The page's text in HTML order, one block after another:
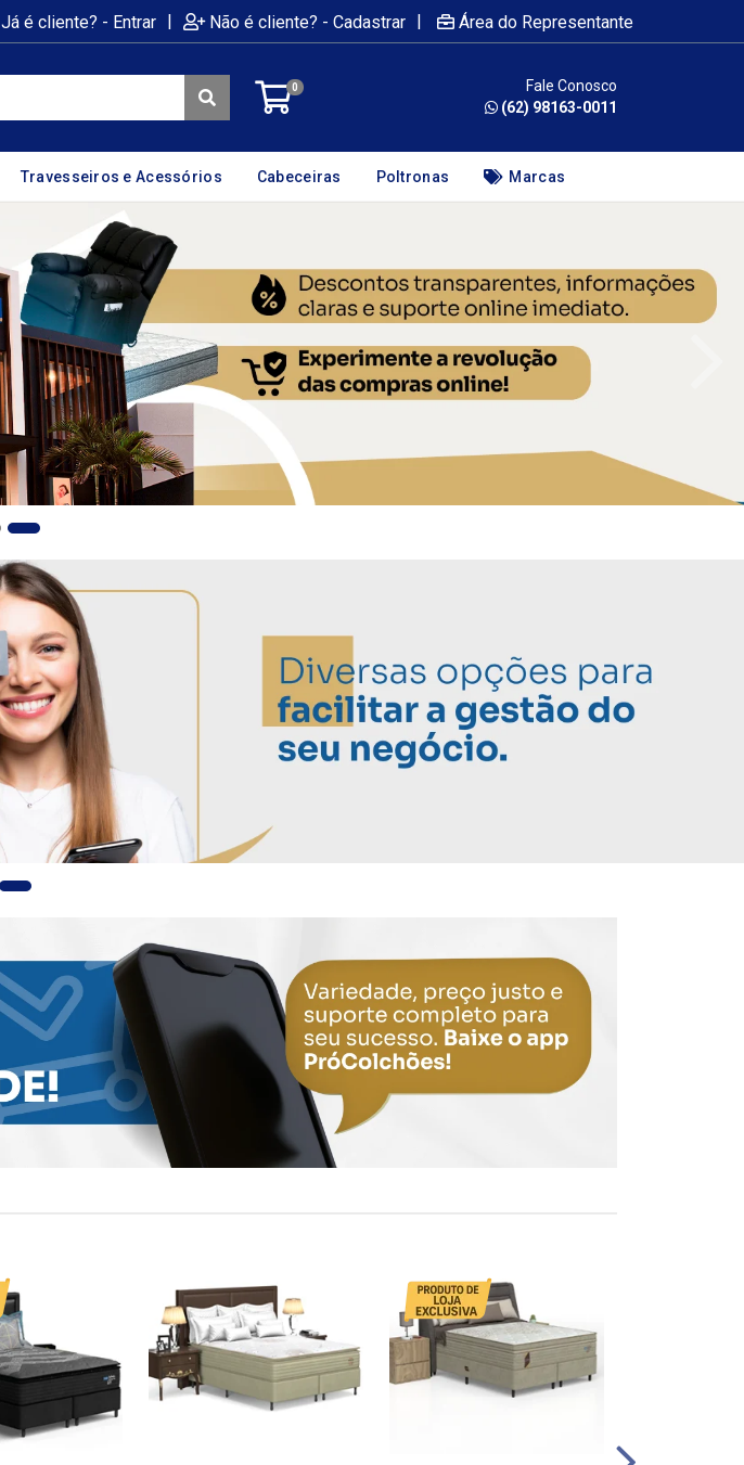
Já é cliente? - Entrar | Não é cliente? - Cadastrar | Área do Representante
0
Fale Conosco
(62) 98163-0011
Travesseiros e Acessórios Cabeceiras Poltronas Marcas